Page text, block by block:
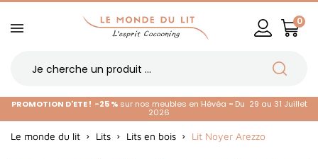
0
PROMOTION D'ETE ! -25 % sur nos meubles en Hévéa - Du 29 au 31 Juillet
2026
Le monde du lit Lits Lits en bois Lit Noyer Arezzo